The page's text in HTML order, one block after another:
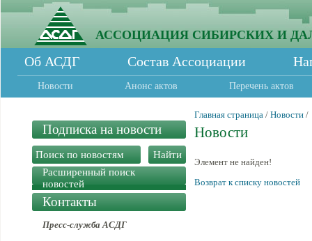
АССОЦИАЦИЯ СИБИРСКИХ И
Об АСДГ Состав Ассоциации
Новости Анонс актов Перечень актов
Подписка на новости
Расширенный поиск
новостей
Контакты
Пресс-служба АСДГ
Главная страница / Новости /
Новости
Элемент не найден!
Возврат к списку новостей